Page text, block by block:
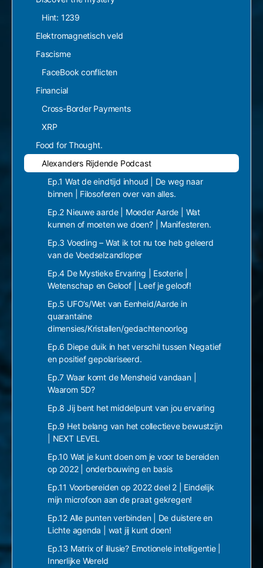
Hint: 1239
Elektromagnetisch veld
Fascisme
FaceBook conflicten
Financial
Cross-Border Payments
XRP
Food for Thought.
Alexanders Rijdende Podcast
Ep.1 Wat de eindtijd inhoud | De weg naar
binnen | Filosoferen over van alles.
Ep.2 Nieuwe aarde | Moeder Aarde | Wat
kunnen of moeten we doen? | Manifesteren.
Ep.3 Voeding – Wat ik tot nu toe heb geleerd
van de Voedselzandloper
Ep.4 De Mystieke Ervaring | Esoterie |
Wetenschap en Geloof | Leef je geloof!
Ep.5 UFO’s/Wet van Eenheid/Aarde in
quarantaine
dimensies/Kristallen/gedachtenoorlog
Ep.6 Diepe duik in het verschil tussen Negatief
en positief gepolariseerd.
Ep.7 Waar komt de Mensheid vandaan |
Waarom 5D?
Ep.8 Jij bent het middelpunt van jou ervaring
Ep.9 Het belang van het collectieve bewustzijn
| NEXT LEVEL
Ep.10 Wat je kunt doen om je voor te bereiden
op 2022 | onderbouwing en basis
Ep.11 Voorbereiden op 2022 deel 2 | Eindelijk
mijn microfoon aan de praat gekregen!
Ep.12 Alle punten verbinden | De duistere en
Lichte agenda | wat jij kunt doen!
Ep.13 Matrix of illusie? Emotionele intelligentie |
Innerlijke Wereld